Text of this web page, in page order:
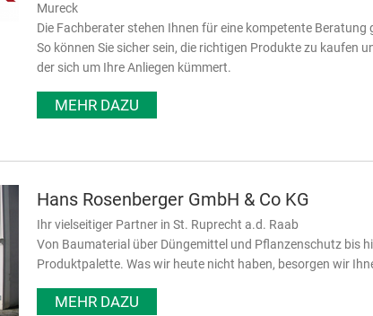
Mureck
Die Fachberater stehen Ihnen für eine kompetente
So können Sie sicher sein, die richtigen Produkte zu kaufen
der sich um Ihre Anliegen kümmert.
MEHR DAZU
Hans Rosenberger GmbH & Co KG
Ihr vielseitiger Partner in St. Ruprecht a.d. Raab
Von Baumaterial über Düngemittel und Pflanzenschutz bis
Produktpalette. Was wir heute nicht haben, besorgen wir
MEHR DAZU